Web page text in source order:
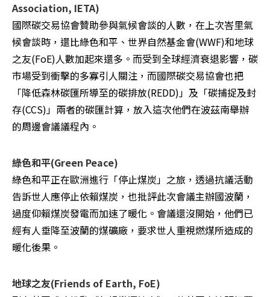
Association, IETA)
國際碳交易協會贊助參與氣候會談的人數，在上次峇里氣
候會談時，還比綠色和平、世界自然基金會(WWF)和地球
之友(FoE)人數加起來還多。而受到全球經濟衰退影響，碳
市場受到衝擊的多寡引人關注，而國際碳交易協會也把
「降低森林碳匯所導至的碳排放(REDD)」及「碳捕捉及封
存(CCS)」兩者的碳匯計算，放入這次他們在波茲南舉辦
的周邊會議議程內。
綠色和平(Green Peace)
綠色和平正在歐洲進行「停止煤炭」之旅，透過抗議活動
告訴世人應停止依賴煤炭，也批評此次會議主辦國波蘭，
過度仰賴煤炭發電而加速了暖化。會議還沒開始，他們已
經有人垂降至波蘭的煤礦廠，要求世人重視燃煤所造成的
暖化後果。
地球之友(Friends of Earth, FoE)